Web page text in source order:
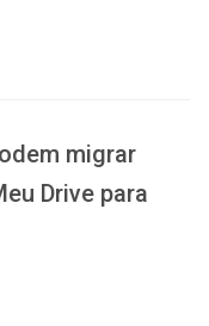
migrar
Drive para